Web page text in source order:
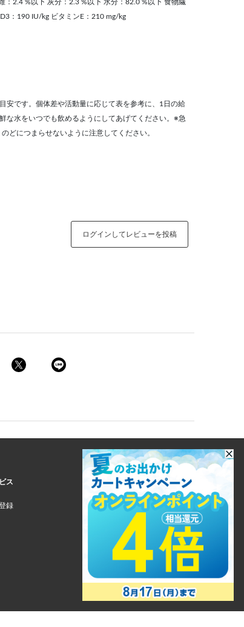
：2.4 %以下 灰分：2.3 %以下 水分：82.0 %以下 食物繊
：190 IU/kg ビタミンE：210 mg/kg
安です。個体差や活動量に応じて表を参考に、1日の給
な水をいつでも飲めるようにしてあげてください。※急
どにつまらせないように注意してください。
ログインしてレビューを投稿
ス
録